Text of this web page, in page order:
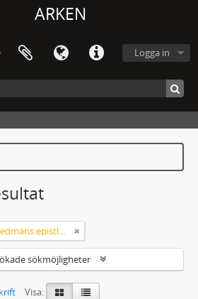
ARKEN
Logga in
Carl Michael Bellman: Fredmans epistlar och sånger m.fl. Bellman-texter
sökmöjligheter
Visa: